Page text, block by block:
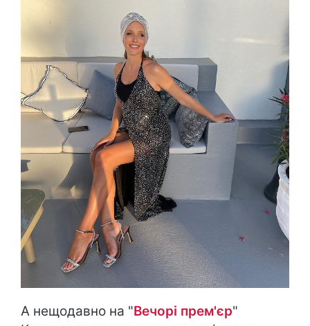
А нещодавно на "Вечорі прем'єр"